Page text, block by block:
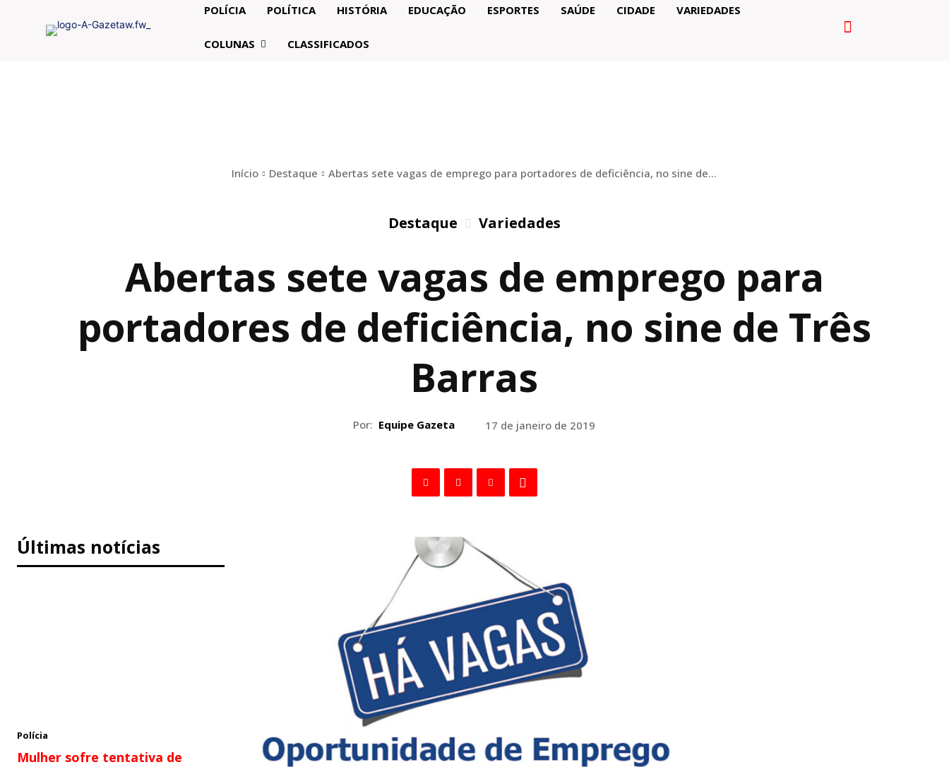
POLÍCIA POLÍTICA HISTÓRIA EDUCAÇÃO ESPORTES SAÚDE CIDADE VARIEDADES
COLUNAS CLASSIFICADOS
Início Destaque Abertas sete vagas de emprego para portadores de deficiência, no sine de...
Destaque Variedades
Abertas sete vagas de emprego para
portadores de deficiência, no sine de Três
Barras
Por: Equipe Gazeta 17 de janeiro de 2019
Últimas notícias
Polícia
Mulher sofre tentativa de